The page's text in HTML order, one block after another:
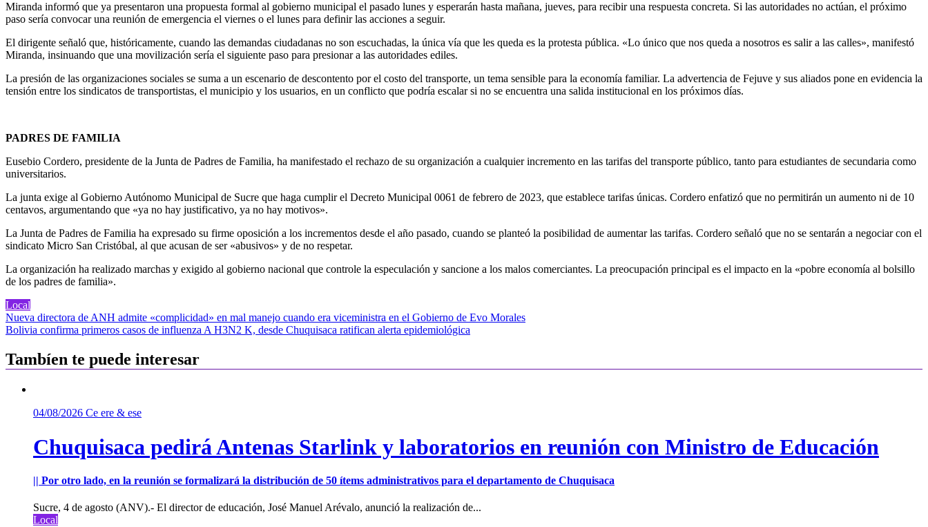
Miranda informó que ya presentaron una propuesta formal al gobierno municipal el pasado lunes y esperarán hasta mañana, jueves, para recibir una respuesta concreta. Si las autoridades no actúan, el próximo
paso sería convocar una reunión de emergencia el viernes o el lunes para definir las acciones a seguir.
El dirigente señaló que, históricamente, cuando las demandas ciudadanas no son escuchadas, la única vía que les queda es la protesta pública. «Lo único que nos queda a nosotros es salir a las calles», manifestó
Miranda, insinuando que una movilización sería el siguiente paso para presionar a las autoridades ediles.
La presión de las organizaciones sociales se suma a un escenario de descontento por el costo del transporte, un tema sensible para la economía familiar. La advertencia de Fejuve y sus aliados pone en evidencia la
tensión entre los sindicatos de transportistas, el municipio y los usuarios, en un conflicto que podría escalar si no se encuentra una salida institucional en los próximos días.
PADRES DE FAMILIA
Eusebio Cordero, presidente de la Junta de Padres de Familia, ha manifestado el rechazo de su organización a cualquier incremento en las tarifas del transporte público, tanto para estudiantes de secundaria como
universitarios.
La junta exige al Gobierno Autónomo Municipal de Sucre que haga cumplir el Decreto Municipal 0061 de febrero de 2023, que establece tarifas únicas. Cordero enfatizó que no permitirán un aumento ni de 10
centavos, argumentando que «ya no hay justificativo, ya no hay motivos».
La Junta de Padres de Familia ha expresado su firme oposición a los incrementos desde el año pasado, cuando se planteó la posibilidad de aumentar las tarifas. Cordero señaló que no se sentarán a negociar con el
sindicato Micro San Cristóbal, al que acusan de ser «abusivos» y de no respetar.
La organización ha realizado marchas y exigido al gobierno nacional que controle la especulación y sancione a los malos comerciantes. La preocupación principal es el impacto en la «pobre economía al bolsillo
de los padres de familia».
Local
Navegación
de
entradas
Nueva directora de ANH admite «complicidad» en mal manejo cuando era viceministra en el Gobierno de Evo Morales
Bolivia confirma primeros casos de influenza A H3N2 K, desde Chuquisaca ratifican alerta epidemiológica
Tambíen te puede interesar
04/08/2026 Ce ere & ese
Chuquisaca pedirá Antenas Starlink y laboratorios en reunión con Ministro de Educación
|| Por otro lado, en la reunión se formalizará la distribución de 50 ítems administrativos para el departamento de Chuquisaca
Sucre, 4 de agosto (ANV).- El director de educación, José Manuel Arévalo, anunció la realización de...
Local